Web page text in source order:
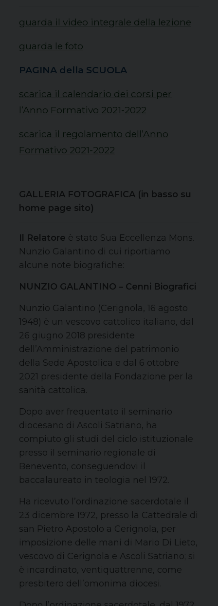
guarda il video integrale della lezione
guarda le foto
PAGINA della SCUOLA
scarica il calendario dei corsi per
l’Anno Formativo 2021-2022
scarica il regolamento dell’Anno
Formativo 2021-2022
GALLERIA FOTOGRAFICA (in basso su
home page sito)
Il Relatore è stato Sua Eccellenza Mons.
Nunzio Galantino di cui riportiamo
alcune note biografiche:
NUNZIO GALANTINO – Cenni Biografici
Nunzio Galantino (Cerignola, 16 agosto
1948) è un vescovo cattolico italiano, dal
26 giugno 2018 presidente
dell’Amministrazione del patrimonio
della Sede Apostolica e dal 6 ottobre
2021 presidente della Fondazione per la
sanità cattolica.
Dopo aver frequentato il seminario
diocesano di Ascoli Satriano, ha
compiuto gli studi del ciclo istituzionale
presso il seminario regionale di
Benevento, conseguendovi il
baccalaureato in teologia nel 1972.
Ha ricevuto l’ordinazione sacerdotale il
23 dicembre 1972, presso la Cattedrale di
san Pietro Apostolo a Cerignola, per
imposizione delle mani di Mario Di Lieto,
vescovo di Cerignola e Ascoli Satriano; si
è incardinato, ventiquattrenne, come
presbitero dell’omonima diocesi.